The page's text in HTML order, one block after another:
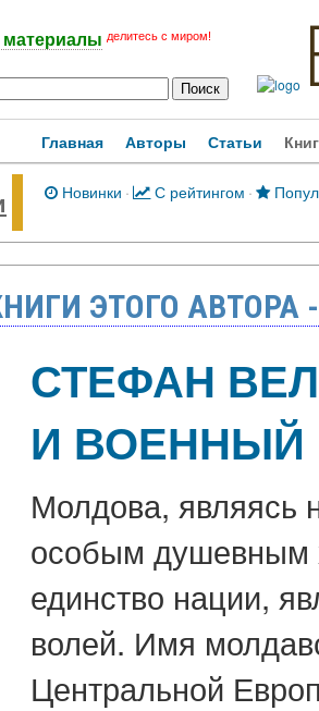
делитесь с миром!
Главная Авторы Статьи
Новинки · С рейтингом ·
ЭТОГО
СТЕФАН
И
Молдова, являясь
особым душевным
единство нации,
волей. Имя
Центральной